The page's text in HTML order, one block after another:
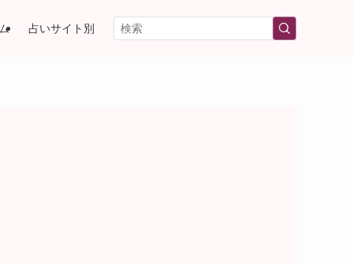
占いサイト別